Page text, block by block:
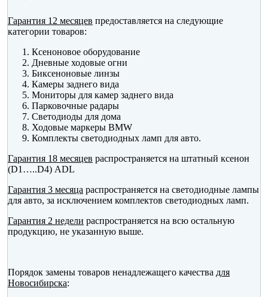
Гарантия 12 месяцев предоставляется на следующие
категории товаров:
Ксеноновое оборудование
Дневные ходовые огни
Биксеноновые линзы
Камеры заднего вида
Мониторы для камер заднего вида
Парковочные радары
Светодиоды для дома
Ходовые маркеры BMW
Комплекты светодиодных ламп для авто.
Гарантия 18 месяцев распространяется на штатный ксенон
(D1…..D4) ADL
Гарантия 3 месяца распространяется на светодиодные лампы
для авто, за исключением комплектов светодиодных ламп.
Гарантия 2 недели распространяется на всю остальную
продукцию, не указанную выше.
Порядок замены товаров ненадлежащего качества для
Новосибирска: